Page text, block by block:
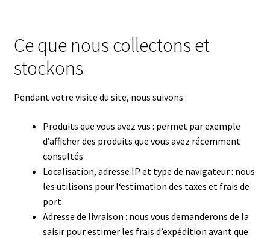
Livraison & retour
Mon compte
Panier
Politique de confidentialité
Validation de la commande
Vous pouvez payer avec TWINT maintenant
Ce que nous collectons et
stockons
Pendant votre visite du site, nous suivons :
Produits que vous avez vus : permet par exemple
d’afficher des produits que vous avez récemment
consultés
Localisation, adresse IP et type de navigateur : nous
les utilisons pour l‘estimation des taxes et frais de
port
Adresse de livraison : nous vous demanderons de la
saisir pour estimer les frais d’expédition avant que